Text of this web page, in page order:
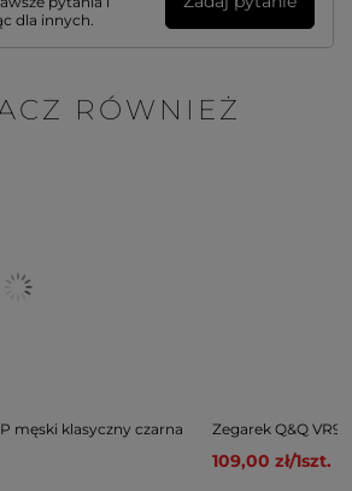
dla innych.
RÓWNIEŻ
męski klasyczny czarna
Zegarek Q&Q
109,00 zł/1szt.